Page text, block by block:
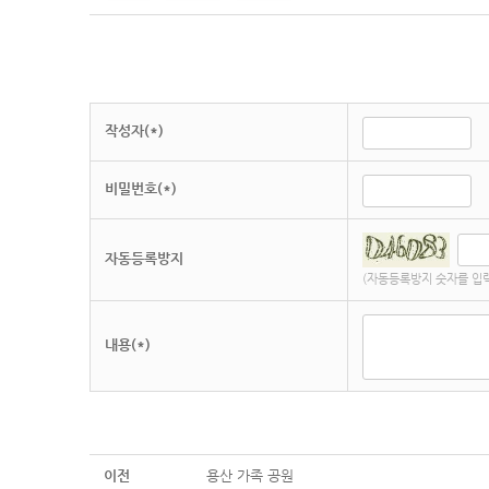
작성자(*)
비밀번호(*)
자동등록방지
(자동등록방지 숫자를 입
내용(*)
이전 용산 가족 공원